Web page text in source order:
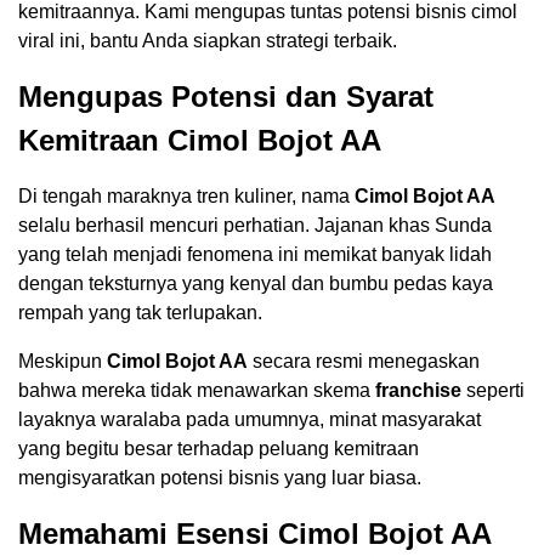
kemitraannya. Kami mengupas tuntas potensi bisnis cimol
viral ini, bantu Anda siapkan strategi terbaik.
Mengupas Potensi dan Syarat
Kemitraan Cimol Bojot AA
Di tengah maraknya tren kuliner, nama Cimol Bojot AA
selalu berhasil mencuri perhatian. Jajanan khas Sunda
yang telah menjadi fenomena ini memikat banyak lidah
dengan teksturnya yang kenyal dan bumbu pedas kaya
rempah yang tak terlupakan.
Meskipun Cimol Bojot AA secara resmi menegaskan
bahwa mereka tidak menawarkan skema franchise seperti
layaknya waralaba pada umumnya, minat masyarakat
yang begitu besar terhadap peluang kemitraan
mengisyaratkan potensi bisnis yang luar biasa.
Memahami Esensi Cimol Bojot AA